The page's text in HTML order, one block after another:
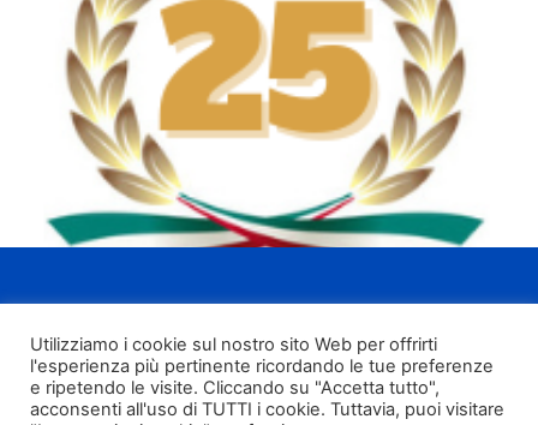
Copyright © Italplanet 2016 |.All Rights Reserved.
italplanet@italplanet.it
Utilizziamo i cookie sul nostro sito Web per offrirti
l'esperienza più pertinente ricordando le tue preferenze
e ripetendo le visite. Cliccando su "Accetta tutto",
acconsenti all'uso di TUTTI i cookie. Tuttavia, puoi visitare